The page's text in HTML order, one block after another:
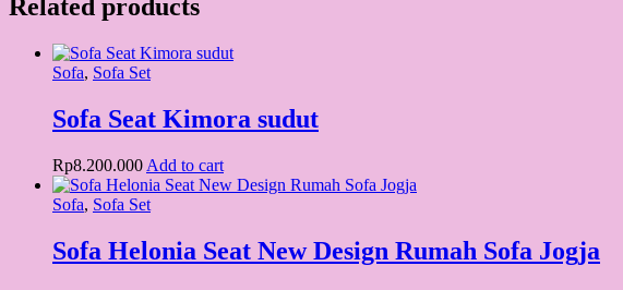
Related products
Sofa, Sofa Set
Sofa Seat Kimora sudut
Rp8.200.000 Add to cart
Sofa, Sofa Set
Sofa Helonia Seat New Design Rumah Sofa Jogja